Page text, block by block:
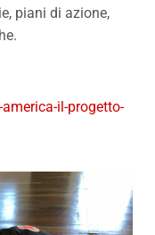
piani di azione,
il-progetto-